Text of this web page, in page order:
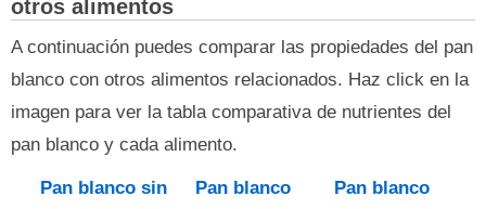
otros alimentos
A continuación puedes comparar las propiedades del pan
blanco con otros alimentos relacionados. Haz click en la
imagen para ver la tabla comparativa de nutrientes del
pan blanco y cada alimento.
Pan blanco sin
Pan blanco
Pan blanco